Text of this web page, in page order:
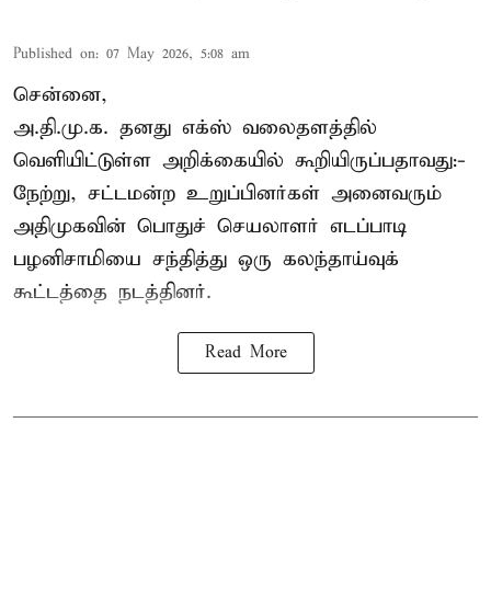
Published on: 07 May 2026, 5:08 am
சென்னை,
அ.தி.மு.க. தனது எக்ஸ் வலைதளத்தில்
வெளியிட்டுள்ள அறிக்கையில் கூறியிருப்பதாவது:-
நேற்று, சட்டமன்ற உறுப்பினர்கள் அனைவரும்
அதிமுகவின் பொதுச் செயலாளர் எடப்பாடி
பழனிசாமியை சந்தித்து ஒரு கலந்தாய்வுக்
கூட்டத்தை நடத்தினர்.
Read More